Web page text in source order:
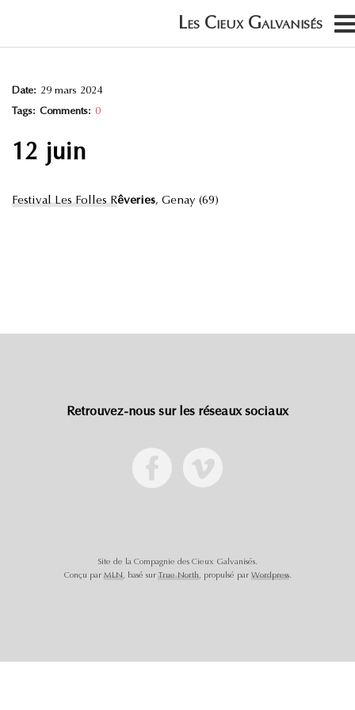
Date: 29 mars 2024
Tags: Comments: 0
12 juin
Festival Les Folles Rêveries, Genay (69)
Retrouvez-nous sur les réseaux sociaux
Site de la Compagnie des Cieux Galvanisés.
Conçu par MLN, basé sur True North, propulsé par Wordpress.